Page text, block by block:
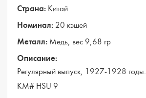
Страна: Китай
Номинал: 20 кэшей
Металл: Медь, вес 9,68 гр
Описание:
Регулярный выпуск, 1927-1928 годы.
KM# HSU 9